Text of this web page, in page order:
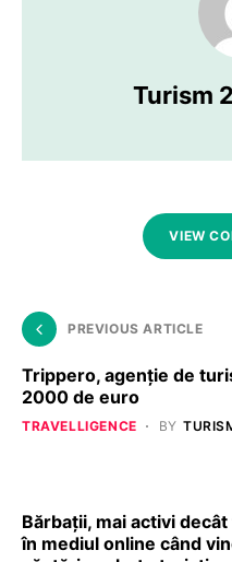
Turism
VIEW
PREVIOUS ARTICLE
Trippero, agenție de
2000 de euro
TRAVELLIGENCE BY
Bărbații, mai activi
în mediul online când